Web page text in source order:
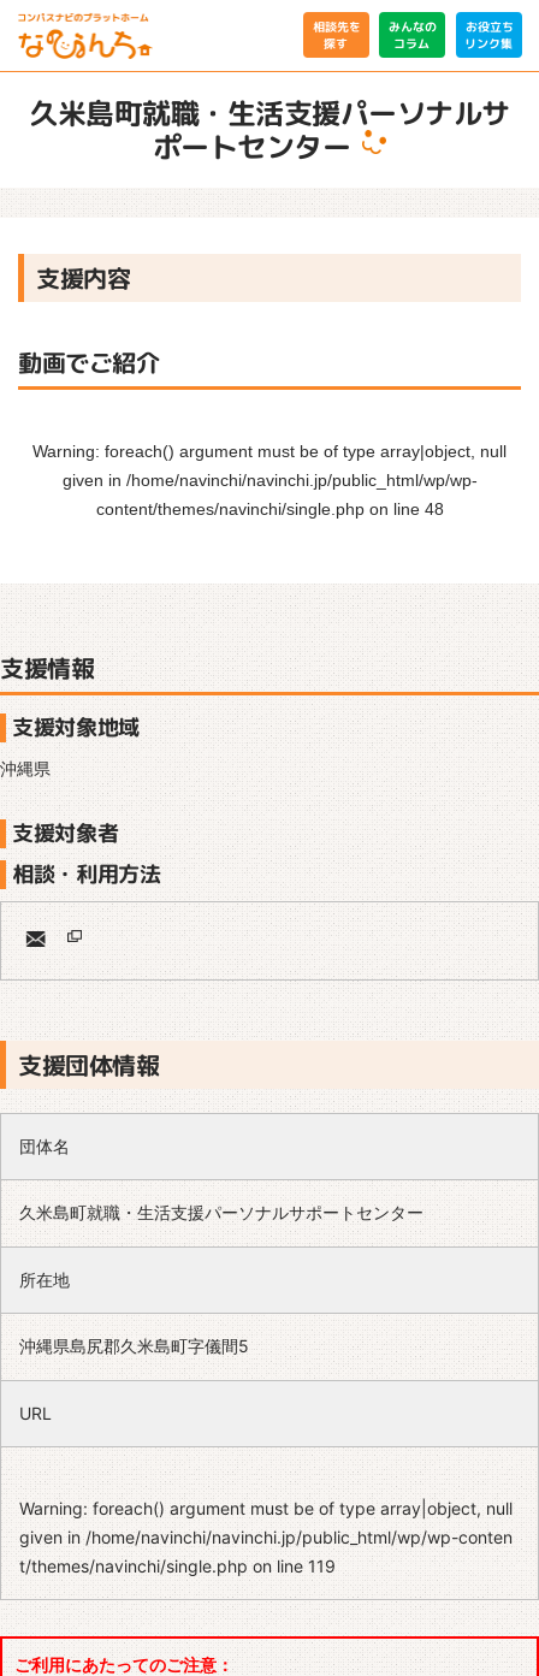
相談先を
探す
みんなの
コラム
お役立ち
リンク集
久米島町就職・生活支援パーソナルサ
ポートセンター
支援内容
動画でご紹介
Warning: foreach() argument must be of type array|object, null
given in /home/navinchi/navinchi.jp/public_html/wp/wp-
content/themes/navinchi/single.phpon line 48
支援情報
支援対象地域
沖縄県
支援対象者
相談・利用方法
支援団体情報
団体名
久米島町就職・生活支援パーソナルサポートセンター
所在地
沖縄県島尻郡久米島町字儀間5
URL
Warning: foreach() argument must be of type array|object, null
given in/home/navinchi/navinchi.jp/public_html/wp/wp-conten
t/themes/navinchi/single.phpon line119
ご利用にあたってのご注意：